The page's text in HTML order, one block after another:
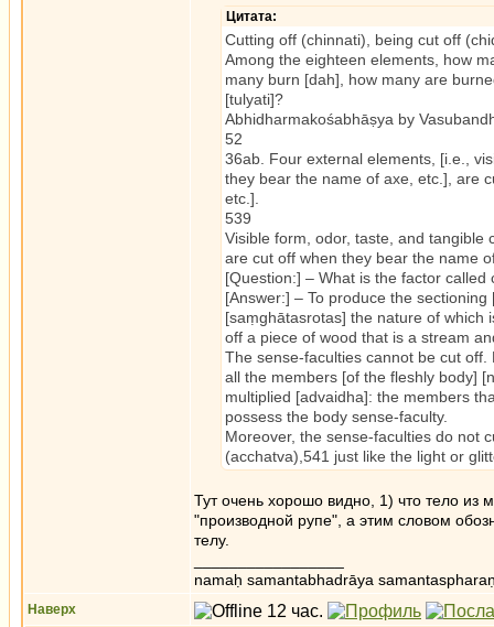
Цитата:
Cutting off (chinnati), being cut off
Among the eighteen elements, how
many burn [dah], how many are
[tulyati]?
Abhidharmakośabhāṣya by
52
36ab. Four external elements, [i.e.,
they bear the name of axe, etc.], are
etc.].
539
Visible form, odor, taste, and
are cut off when they bear the name
[Question:] – What is the factor called
[Answer:] – To produce the
[saṃghātasrotas] the nature of which
off a piece of wood that is a stream
The sense-faculties cannot be cut
all the members [of the fleshly body]
multiplied [advaidha]: the members
possess the body sense-faculty.
Moreover, the sense-faculties do not
(acchatva),541 just like the light or
Тут очень хорошо видно, 1) что тело из
"производной рупе", а этим словом
телу.
namaḥ samantabhadrāya
Наверх